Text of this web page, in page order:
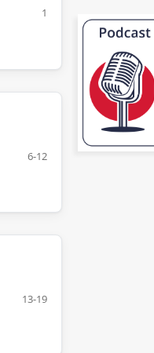
1
6-12
13-19